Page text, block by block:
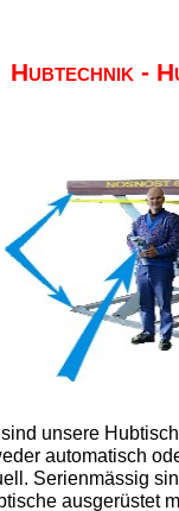
Hubtechnik -
unsere
automatisch
Serienmässig
ausgerüstet